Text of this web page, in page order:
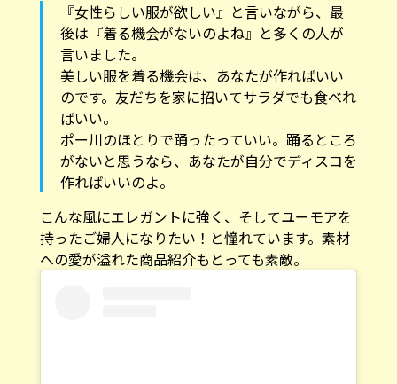
『女性らしい服が欲しい』と言いながら、最
後は『着る機会がないのよね』と多くの人が
言いました。
美しい服を着る機会は、あなたが作ればいい
のです。友だちを家に招いてサラダでも食べれ
ばいい。
ポー川のほとりで踊ったっていい。踊るところ
がないと思うなら、あなたが自分でディスコを
作ればいいのよ。
こんな風にエレガントに強く、そしてユーモアを
持ったご婦人になりたい！と憧れています。素材
への愛が溢れた商品紹介もとっても素敵。